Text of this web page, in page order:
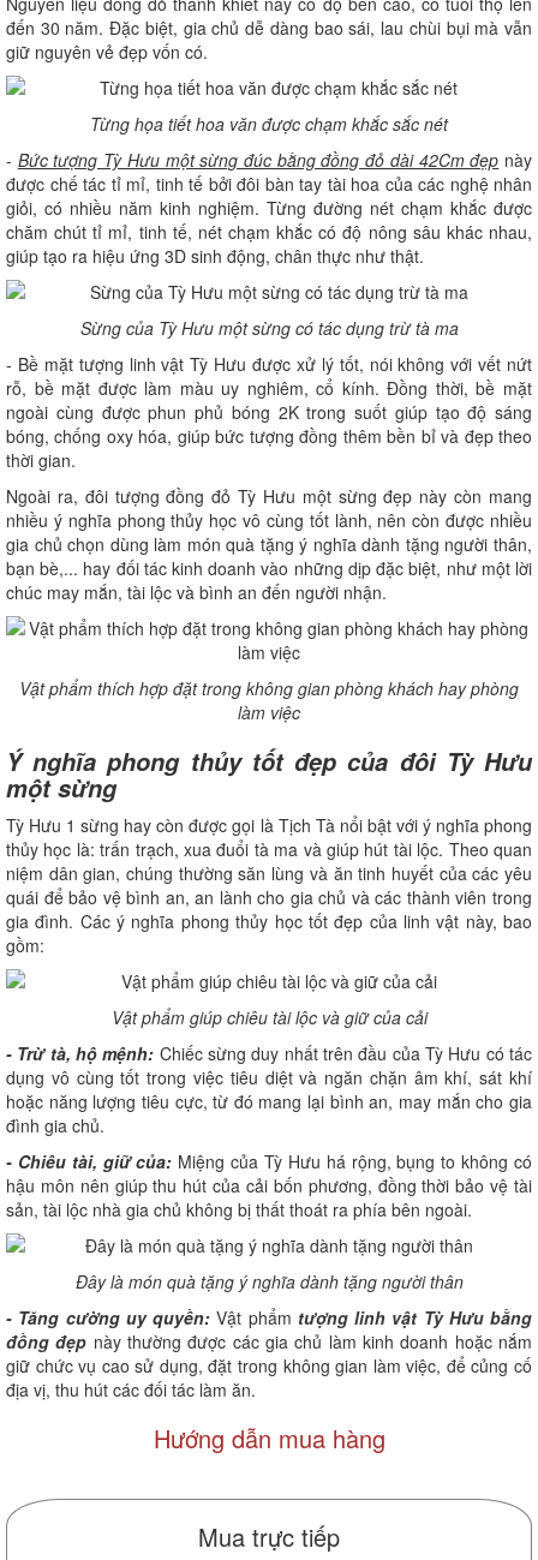
đến 30 năm. Đặc biệt, gia chủ dễ dàng bao sái, lau chùi bụi mà vẫn
giữ nguyên vẻ đẹp vốn có.
Từng họa tiết hoa văn được chạm khắc sắc nét
- Bức tượng Tỳ Hưu một sừng đúc bằng đồng đỏ dài 42Cm đẹp này
được chế tác tỉ mỉ, tinh tế bởi đôi bàn tay tài hoa của các nghệ nhân
giỏi, có nhiều năm kinh nghiệm. Từng đường nét chạm khắc được
chăm chút tỉ mỉ, tinh tế, nét chạm khắc có độ nông sâu khác nhau,
giúp tạo ra hiệu ứng 3D sinh động, chân thực như thật.
Sừng của Tỳ Hưu một sừng có tác dụng trừ tà ma
- Bề mặt tượng linh vật Tỳ Hưu được xử lý tốt, nói không với vết nứt
rỗ, bề mặt được làm màu uy nghiêm, cổ kính. Đồng thời, bề mặt
ngoài cùng được phun phủ bóng 2K trong suốt giúp tạo độ sáng
bóng, chống oxy hóa, giúp bức tượng đồng thêm bền bỉ và đẹp theo
thời gian.
Ngoài ra, đôi tượng đồng đỏ Tỳ Hưu một sừng đẹp này còn mang
nhiều ý nghĩa phong thủy học vô cùng tốt lành, nên còn được nhiều
gia chủ chọn dùng làm món quà tặng ý nghĩa dành tặng người thân,
bạn bè,... hay đối tác kinh doanh vào những dịp đặc biệt, như một lời
chúc may mắn, tài lộc và bình an đến người nhận.
Vật phẩm thích hợp đặt trong không gian phòng khách hay phòng
làm việc
Ý nghĩa phong thủy tốt đẹp của đôi Tỳ Hưu
một sừng
Tỳ Hưu 1 sừng hay còn được gọi là Tịch Tà nổi bật với ý nghĩa phong
thủy học là: trấn trạch, xua đuổi tà ma và giúp hút tài lộc. Theo quan
niệm dân gian, chúng thường săn lùng và ăn tinh huyết của các yêu
quái để bảo vệ bình an, an lành cho gia chủ và các thành viên trong
gia đình. Các ý nghĩa phong thủy học tốt đẹp của linh vật này, bao
gồm:
Vật phẩm giúp chiêu tài lộc và giữ của cải
- Trừ tà, hộ mệnh: Chiếc sừng duy nhất trên đầu của Tỳ Hưu có tác
dụng vô cùng tốt trong việc tiêu diệt và ngăn chặn âm khí, sát khí
hoặc năng lượng tiêu cực, từ đó mang lại bình an, may mắn cho gia
đình gia chủ.
- Chiêu tài, giữ của: Miệng của Tỳ Hưu há rộng, bụng to không có
hậu môn nên giúp thu hút của cải bốn phương, đồng thời bảo vệ tài
sản, tài lộc nhà gia chủ không bị thất thoát ra phía bên ngoài.
Đây là món quà tặng ý nghĩa dành tặng người thân
- Tăng cường uy quyền: Vật phẩm tượng linh vật Tỳ Hưu bằng
đồng đẹp này thường được các gia chủ làm kinh doanh hoặc nắm
giữ chức vụ cao sử dụng, đặt trong không gian làm việc, để củng cố
địa vị, thu hút các đối tác làm ăn.
Hướng dẫn mua hàng
Mua trực tiếp